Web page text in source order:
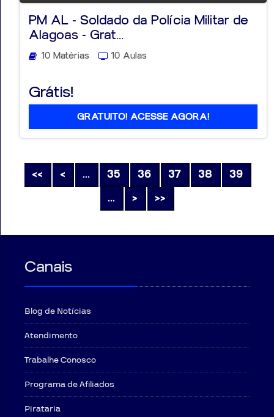
PM AL - Soldado da Polícia Militar de
Alagoas - Grat...
10 Matérias 10 Aulas
Grátis!
GRATUITO! ACESSE AGORA!
<< < ... 35 36 37 38
39
...
> >>
Canais
Blog de Notícias
Atendimento
Trabalhe Conosco
Programa de Afiliados
Pirataria